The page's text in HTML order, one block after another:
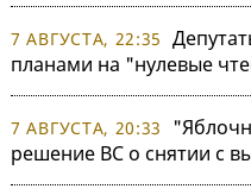
7 АВГУСТА, 22:35
планами на "нулевые
7 АВГУСТА, 20:33
решение ВС о снятии с